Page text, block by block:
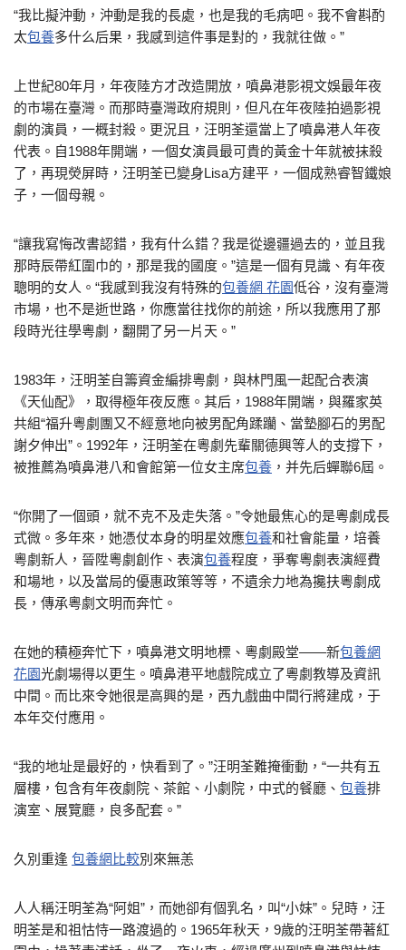
“我比擬沖動，沖動是我的長處，也是我的毛病吧。我不會斟酌
太包養多什么后果，我感到這件事是對的，我就往做。”
上世紀80年月，年夜陸方才改造開放，噴鼻港影視文娛最年夜
的市場在臺灣。而那時臺灣政府規則，但凡在年夜陸拍過影視
劇的演員，一概封殺。更況且，汪明荃還當上了噴鼻港人年夜
代表。自1988年開端，一個女演員最可貴的黃金十年就被抹殺
了，再現熒屏時，汪明荃已變身Lisa方建平，一個成熟睿智鐵娘
子，一個母親。
“讓我寫悔改書認錯，我有什么錯？我是從邊疆過去的，並且我
那時辰帶紅圍巾的，那是我的國度。”這是一個有見識、有年夜
聰明的女人。“我感到我沒有特殊的包養網 花園低谷，沒有臺灣
市場，也不是逝世路，你應當往找你的前途，所以我應用了那
段時光往學粵劇，翻開了另一片天。”
1983年，汪明荃自籌資金編排粵劇，與林門風一起配合表演
《天仙配》，取得極年夜反應。其后，1988年開端，與羅家英
共組“福升粵劇團又不經意地向被男配角蹂躪、當墊腳石的男配
謝夕伸出”。1992年，汪明荃在粵劇先輩關德興等人的支撐下，
被推薦為噴鼻港八和會館第一位女主席包養 ，并先后蟬聯6屆。
“你開了一個頭，就不克不及走失落。”令她最焦心的是粵劇成長
式微。多年來，她憑仗本身的明星效應包養和社會能量，培養
粵劇新人，晉陞粵劇創作、表演包養程度，爭奪粵劇表演經費
和場地，以及當局的優惠政策等等，不遺余力地為攙扶粵劇成
長，傳承粵劇文明而奔忙。
在她的積極奔忙下，噴鼻港文明地標、粵劇殿堂——新包養網
花園光劇場得以更生。噴鼻港平地戲院成立了粵劇教導及資訊
中間。而比來令她很是高興的是，西九戲曲中間行將建成，于
本年交付應用。
“我的地址是最好的，快看到了。”汪明荃難掩衝動，“一共有五
層樓，包含有年夜劇院、茶館、小劇院，中式的餐廳、 包養排
演室、展覽廳，良多配套。”
久別重逢 包養網比較別來無恙
人人稱汪明荃為“阿姐”，而她卻有個乳名，叫“小妹”。兒時，汪
明荃是和祖怙恃一路渡過的。1965年秋天，9歲的汪明荃帶著紅